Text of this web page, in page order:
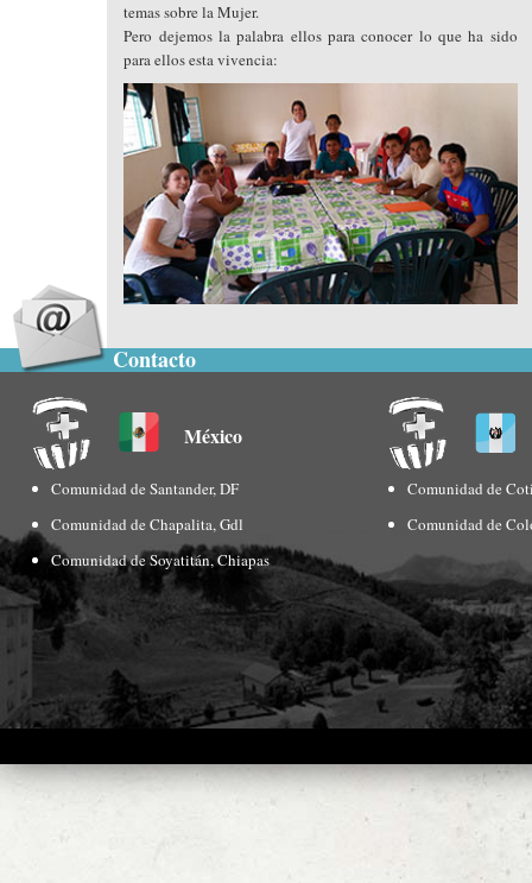
temas sobre la Mujer.
Pero dejemos la palabra ellos para conocer lo que ha sido
para ellos esta vivencia:
Contacto
México
Comunidad de Santander, DF
Comunidad de Chapalita, Gdl
Comunidad de Soyatitán, Chiapas
Comunidad de
Comunidad de